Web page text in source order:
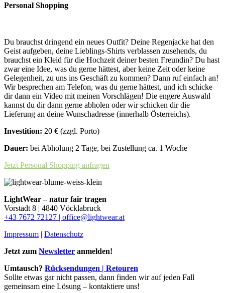
Personal Shopping
Du brauchst dringend ein neues Outfit? Deine Regenjacke hat den
Geist aufgeben, deine Lieblings-Shirts verblassen zusehends, du
brauchst ein Kleid für die Hochzeit deiner besten Freundin? Du hast
zwar eine Idee, was du gerne hättest, aber keine Zeit oder keine
Gelegenheit, zu uns ins Geschäft zu kommen? Dann ruf einfach an!
Wir besprechen am Telefon, was du gerne hättest, und ich schicke
dir dann ein Video mit meinen Vorschlägen! Die engere Auswahl
kannst du dir dann gerne abholen oder wir schicken dir die
Lieferung an deine Wunschadresse (innerhalb Österreichs).
Investition: 20 € (zzgl. Porto)
Dauer: bei Abholung 2 Tage, bei Zustellung ca. 1 Woche
Jetzt Personal Shopping anfragen
LightWear – natur fair tragen
Vorstadt 8 | 4840 Vöcklabruck
+43 7672 72127 | office@lightwear.at
Impressum | Datenschutz
Jetzt zum Newsletter anmelden!
Umtausch? Rücksendungen | Retouren
Sollte etwas gar nicht passen, dann finden wir auf jeden Fall
gemeinsam eine Lösung ‒ kontaktiere uns!